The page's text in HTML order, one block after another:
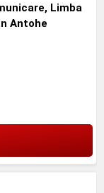
Limba
Antohe